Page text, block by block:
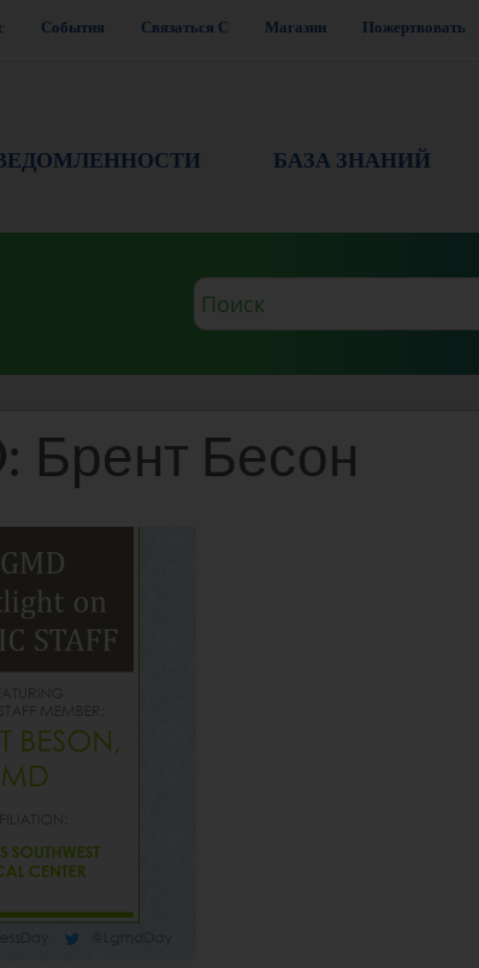
События Связаться С Магазин Пожертвовать
БАЗА ЗНАНИЙ
Поисковый
запрос
Бесон